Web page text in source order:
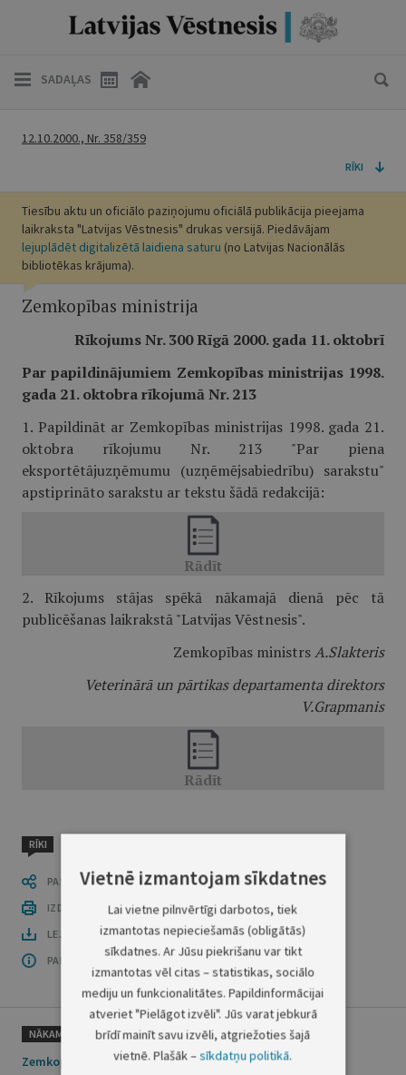
SADAĻAS
12.10.2000., Nr. 358/359
RĪKI
Tiesību aktu un oficiālo paziņojumu oficiālā publikācija pieejama
laikraksta "Latvijas Vēstnesis" drukas versijā. Piedāvājam
lejuplādēt digitalizētā laidiena saturu (no Latvijas Nacionālās
bibliotēkas krājuma).
Zemkopības ministrija
Rīkojums Nr. 300 Rīgā 2000. gada 11. oktobrī
Par papildinājumiem Zemkopības ministrijas 1998.
gada 21. oktobra rīkojumā Nr. 213
1. Papildināt ar Zemkopības ministrijas 1998. gada 21.
oktobra rīkojumu Nr. 213 "Par piena
eksportētājuzņēmumu (uzņēmējsabiedrību) sarakstu"
apstiprināto sarakstu ar tekstu šādā redakcijā:
2. Rīkojums stājas spēkā nākamajā dienā pēc tā
publicēšanas laikrakstā "Latvijas Vēstnesis".
Zemkopības ministrsA.Slakteris
Veterinārā un pārtikas departamenta direktors
V.Grapmanis
RĪKI
PASTĀSTI CITIEM
IZDRUKĀT PUBLIKĀCIJU
LEJUPLĀDĒT LAIDIENU (PDF)
PAR OFICIĀLO IZDEVUMU
NĀKAMAIS
Zemkopības ministrijas rīkojums Nr.301
Vietnē izmantojam sīkdatnes
Lai vietne pilnvērtīgi darbotos, tiek
izmantotas nepieciešamās (obligātās)
sīkdatnes. Ar Jūsu piekrišanu var tikt
izmantotas vēl citas – statistikas, sociālo
mediju un funkcionalitātes. Papildinformācijai
atveriet "Pielāgot izvēli". Jūs varat jebkurā
brīdī mainīt savu izvēli, atgriežoties šajā
vietnē. Plašāk –sīkdatņu politikā.